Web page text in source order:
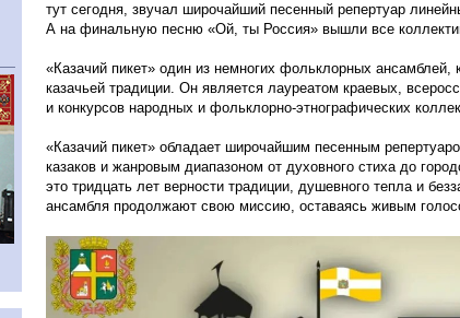
тут сегодня, звучал широчайший песенный репертуар
А на финальную песню «Ой, ты Россия» вышли все
«Казачий пикет» один из немногих фольклорных ансамблей,
казачьей традиции. Он является лауреатом краевых,
и конкурсов народных и фольклорно-этнографических
«Казачий пикет» обладает широчайшим песенным
казаков и жанровым диапазоном от духовного стиха до
это тридцать лет верности традиции, душевного тепла и
ансамбля продолжают свою миссию, оставаясь живым